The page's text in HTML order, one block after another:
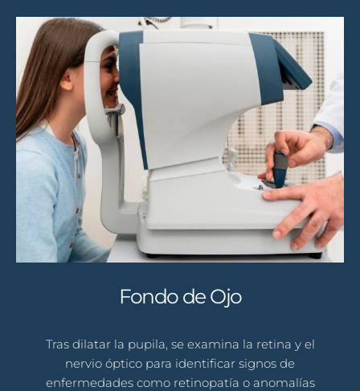
Fondo de Ojo
Tras dilatar la pupila, se examina la retina y el
nervio óptico para identificar signos de
enfermedades como retinopatía o anomalías